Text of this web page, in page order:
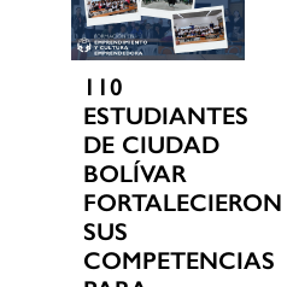
110
ESTUDIANTES
DE CIUDAD
BOLÍVAR
FORTALECIERON
SUS
COMPETENCIAS